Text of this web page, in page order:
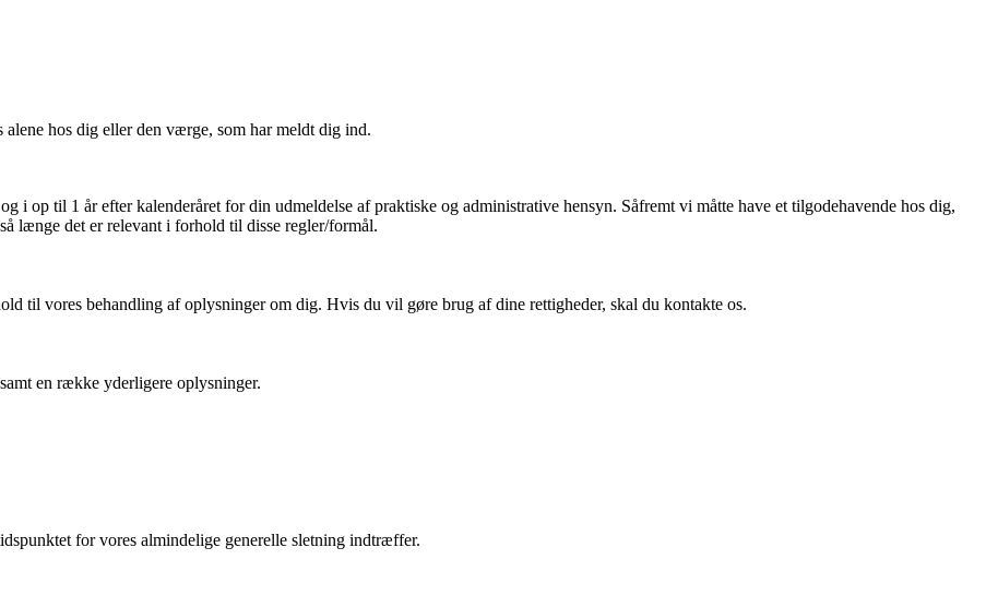
hos dig eller den værge, som har meldt dig ind.
i op til 1 år efter kalenderåret for din udmeldelse af praktiske og administrative hensyn. Såfremt vi måtte have et tilgodehavende hos dig,
længe det er relevant i forhold til disse regler/formål.
til vores behandling af oplysninger om dig. Hvis du vil gøre brug af dine rettigheder, skal du kontakte os.
en række yderligere oplysninger.
for vores almindelige generelle sletning indtræffer.